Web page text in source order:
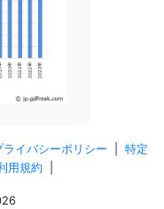
ライバシーポリシー
特定
用規約